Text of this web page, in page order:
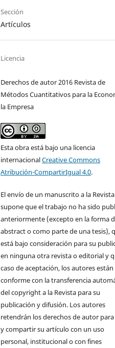
Sección
Artículos
Licencia
Derechos de autor 2016 Revista de
Métodos Cuantitativos para la
la Empresa
Esta obra está bajo una licencia
internacionalCreative Commons
Atribución-CompartirIgual 4.0.
El envío de un manuscrito a la Revista
supone que el trabajo no ha sido
anteriormente (excepto en la forma
abstract o como parte de una tesis),
está bajo consideración para su
en ninguna otra revista o editorial y
caso de aceptación, los autores están
conforme con la transferencia
del copyright a la Revista para su
publicación y difusión. Los autores
retendrán los derechos de autor
y compartir su artículo con un uso
personal, institucional o con fines